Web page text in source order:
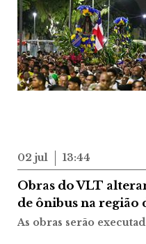
02 jul 13:44
Obras do VLT
de ônibus na região
As obras serão